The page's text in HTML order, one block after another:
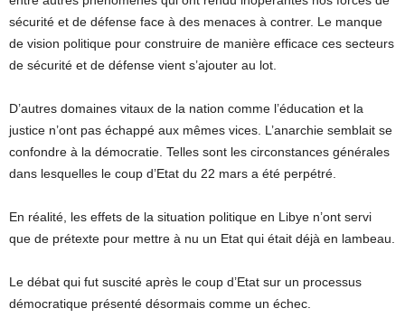
sécurité et de défense face à des menaces à contrer. Le manque
de vision politique pour construire de manière efficace ces secteurs
de sécurité et de défense vient s’ajouter au lot.
D’autres domaines vitaux de la nation comme l’éducation et la
justice n’ont pas échappé aux mêmes vices. L’anarchie semblait se
confondre à la démocratie. Telles sont les circonstances générales
dans lesquelles le coup d’Etat du 22 mars a été perpétré.
En réalité, les effets de la situation politique en Libye n’ont servi
que de prétexte pour mettre à nu un Etat qui était déjà en lambeau.
Le débat qui fut suscité après le coup d’Etat sur un processus
démocratique présenté désormais comme un échec.